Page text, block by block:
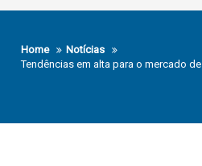
Home
Notícias
Tendências em alta para o mercado